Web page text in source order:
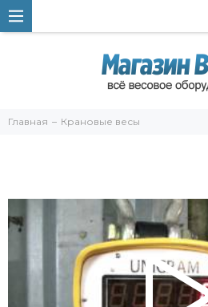
Главная Крановые весы